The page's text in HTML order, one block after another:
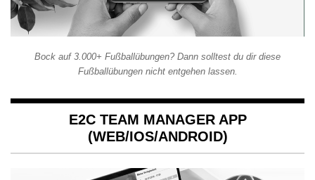
Bock auf 3.000+ Fußballübungen? Dann solltest du dir diese
Fußballübungen nicht entgehen lassen.
E2C TEAM MANAGER APP
(WEB/IOS/ANDROID)